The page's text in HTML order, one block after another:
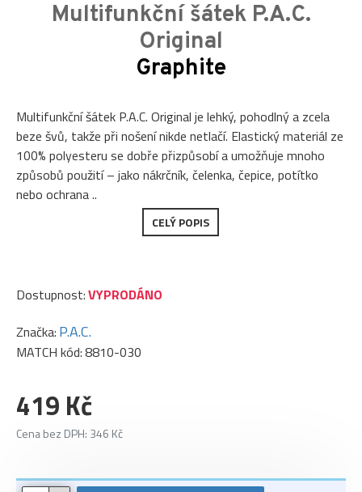
Multifunkční šátek P.A.C.
Original
Graphite
Multifunkční šátek P.A.C. Original je lehký, pohodlný a zcela
beze švů, takže při nošení nikde netlačí. Elastický materiál ze
100% polyesteru se dobře přizpůsobí a umožňuje mnoho
způsobů použití – jako nákrčník, čelenka, čepice, potítko
nebo ochrana ..
CELÝ POPIS
419 Kč
Cena bez DPH: 346 Kč
Dostupnost:VYPRODÁNO
Značka: P.A.C.
MATCH kód:8810-030